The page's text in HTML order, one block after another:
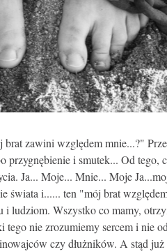
zawini względem mnie...?"
i smutek... Od tego,
Ja... Moje... Mnie... Moje
świata i...... ten "mój brat
i ludziom. Wszystko co mamy,
tego nie zrozumiemy sercem i nie
czy dłużników. A stąd